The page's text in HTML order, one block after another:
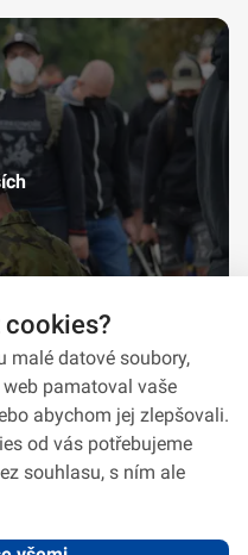
cookies?
malé datové soubory,
pamatoval vaše
abychom jej zlepšovali.
od vás potřebujeme
souhlasu, s ním ale